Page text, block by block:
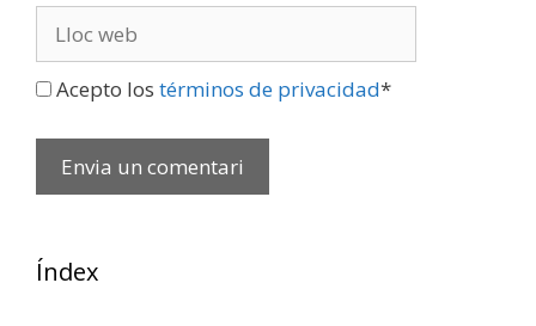
web
Acepto los términos de privacidad*
Índex